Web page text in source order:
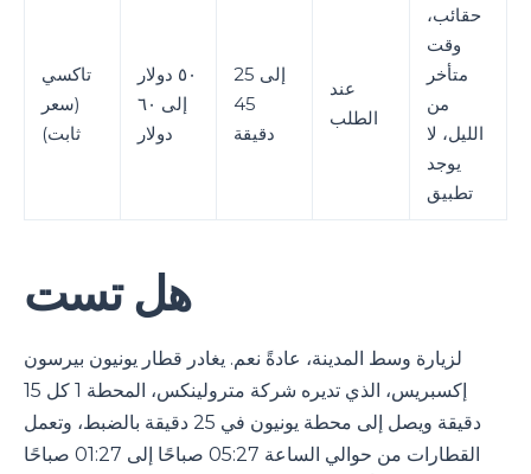
تاكسي
(سعر
ثابت)
٥٠ دولار
إلى ٦٠
دولار
25 إلى
45
دقيقة
عند
الطلب
حقائب،
وقت
متأخر
من
الليل، لا
يوجد
تطبيق
هل تست
لزيارة وسط المدينة، عادةً نعم. يغادر قطار يونيون بيرسون
إكسبريس، الذي تديره شركة مترولينكس، المحطة 1 كل 15
دقيقة ويصل إلى محطة يونيون في 25 دقيقة بالضبط، وتعمل
القطارات من حوالي الساعة 05:27 صباحًا إلى 01:27 صباحًا